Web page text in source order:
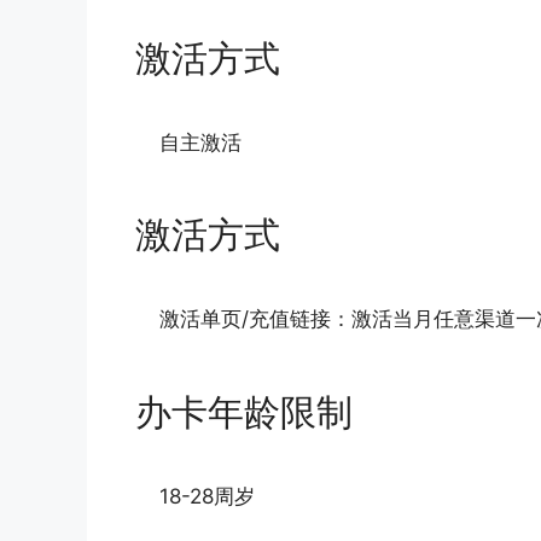
激活方式
自主激活
激活方式
激活单页/充值链接：激活当月任意渠道
办卡年龄限制
18-28周岁